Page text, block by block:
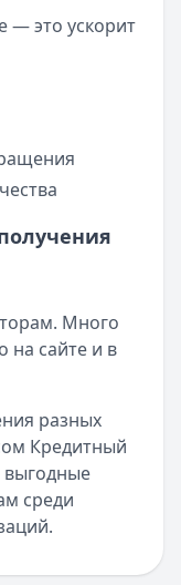
— это ускорит
Много
на сайте и в
разных
Кредитный
среди